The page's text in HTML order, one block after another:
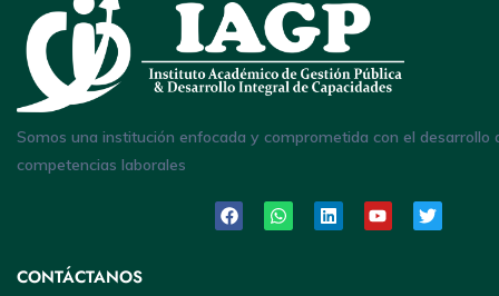
Somos una institución enfocada y comprometida con el desarrollo
competencias laborales
CONTÁCTANOS